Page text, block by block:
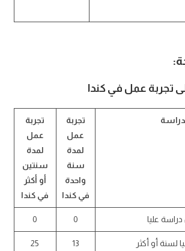
تجربة عمل في كندا
تجربة
عمل
لمدة
سنة
واحدة
في كندا
تجربة
عمل
لمدة
سنتين
أو أكثر
في كندا
عليا 0
0
لسنة أو أكثر 13
25